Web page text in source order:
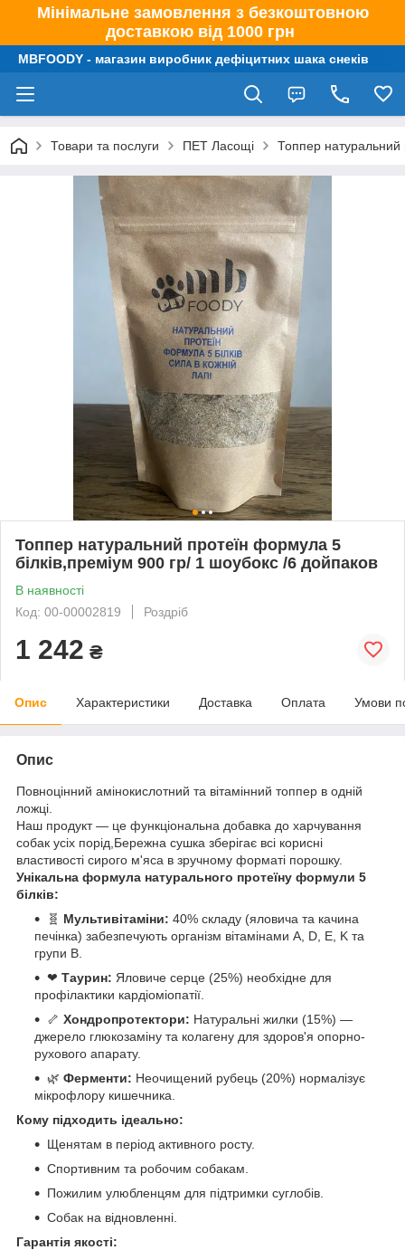
Мінімальне замовлення з безкоштовною
доставкою від 1000 грн
MBFOODY - магазин виробник дефіцитних шака снеків
Товари та послуги ПЕТ Ласощі Топпер натуральний
Топпер натуральний протеїн формула 5
білків,преміум 900 гр/ 1 шоубокс /6 дойпаков
В наявності
Код: 00-00002819
Роздріб
1 242 ₴
Опис Характеристики Доставка Оплата Умови
Опис
Повноцінний амінокислотний та вітамінний топпер в одній
ложці.
Наш продукт — це функціональна добавка до харчування
собак усіх порід,Бережна сушка зберігає всі корисні
властивості сирого м'яса в зручному форматі порошку.
Унікальна формула натурального протеїну формули 5
білків:
🧬 Мультивітаміни: 40% складу (яловича та качина
печінка) забезпечують організм вітамінами A, D, E, K та
групи B.
❤ Таурин: Яловиче серце (25%) необхідне для
профілактики кардіоміопатії.
🦴 Хондропротектори: Натуральні жилки (15%) —
джерело глюкозаміну та колагену для здоров'я опорно-
рухового апарату.
🌿 Ферменти: Неочищений рубець (20%) нормалізує
мікрофлору кишечника.
Кому підходить ідеально:
Щенятам в період активного росту.
Спортивним та робочим собакам.
Пожилим улюбленцям для підтримки суглобів.
Собак на відновленні.
Гарантія якості: